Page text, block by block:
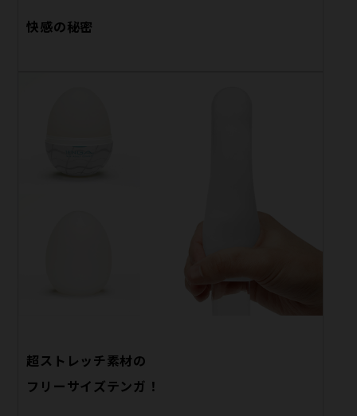
快感の秘密
超ストレッチ素材の
フリーサイズテンガ！